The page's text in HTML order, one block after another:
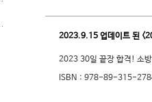
2023.9.15 업데이트 된
2023 30일 끝장 합격! 소
ISBN : 978-89-315-